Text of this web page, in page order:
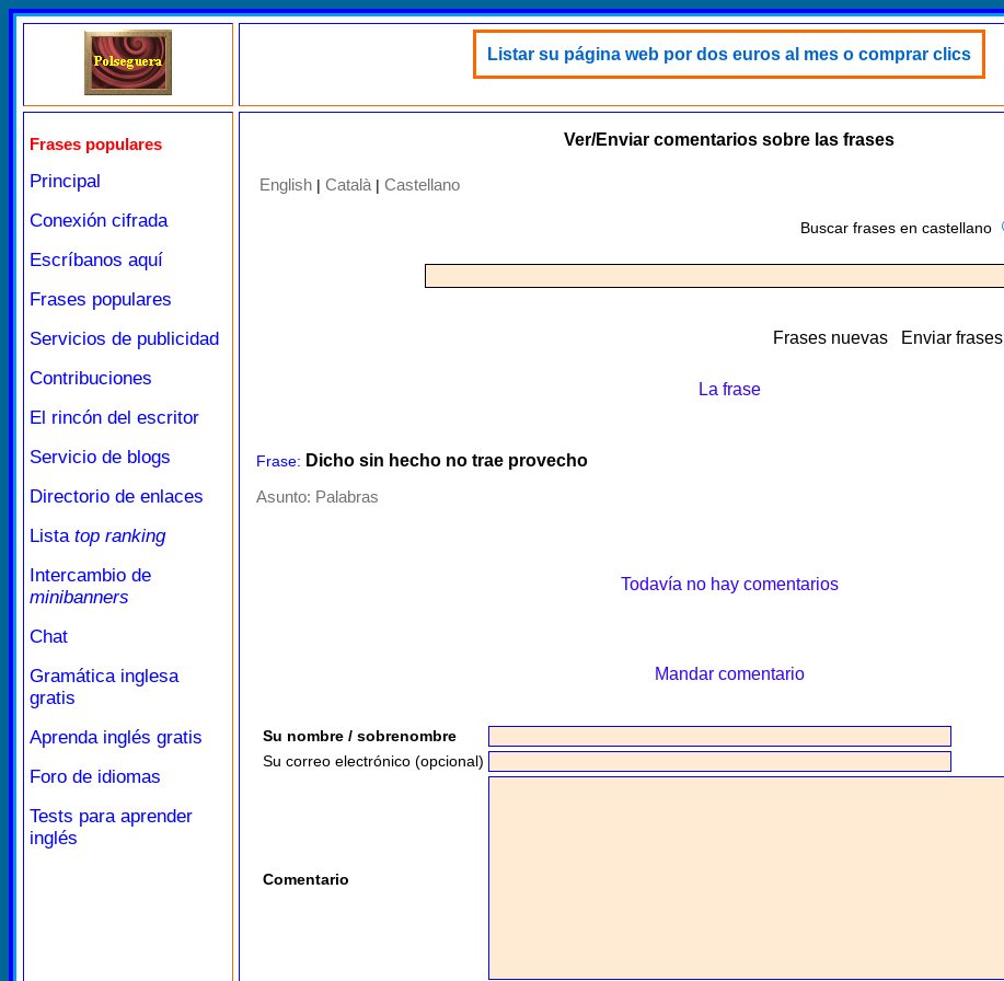
Listar su página web por dos euros al mes o comprar clics
Frases populares
Principal
Conexión cifrada
Escríbanos aquí
Frases populares
Servicios de publicidad
Contribuciones
El rincón del escritor
Servicio de blogs
Directorio de enlaces
Lista top ranking
Intercambio de
minibanners
Chat
Gramática inglesa
gratis
Aprenda inglés gratis
Foro de idiomas
Tests para aprender
inglés
Ver/Enviar comentarios sobre las frases
English | Català| Castellano
Buscar frases en castellano
Frases nuevas Enviar frases
La frase
Frase: Dicho sin hecho no trae provecho
Asunto: Palabras
Todavía no hay comentarios
Mandar comentario
Su nombre / sobrenombre
Su correo electrónico (opcional)
Comentario